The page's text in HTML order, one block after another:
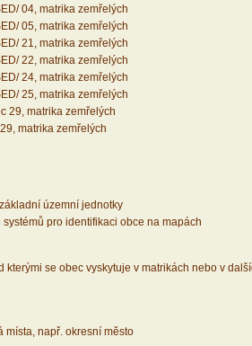
04, matrika zemřelých
05, matrika zemřelých
21, matrika zemřelých
22, matrika zemřelých
24, matrika zemřelých
25, matrika zemřelých
29, matrika zemřelých
matrika zemřelých
územní jednotky
pro identifikaci obce na mapách
kterými se obec vyskytuje v matrikách nebo v
místa, např. okresní město